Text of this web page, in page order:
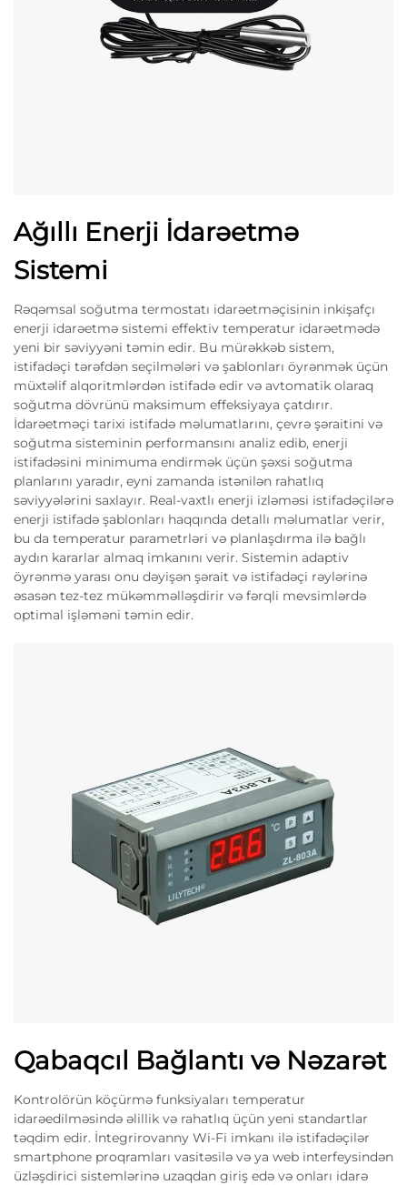
Ağıllı Enerji İdarəetmə
Sistemi
Rəqəmsal soğutma termostatı idarəetməçisinin inkişafçı
enerji idarəetmə sistemi effektiv temperatur idarəetmədə
yeni bir səviyyəni təmin edir. Bu mürəkkəb sistem,
istifadəçi tərəfdən seçilmələri və şablonları öyrənmək üçün
müxtəlif alqoritmlərdən istifadə edir və avtomatik olaraq
soğutma dövrünü maksimum effeksiyaya çatdırır.
İdarəetməçi tarixi istifadə məlumatlarını, çevrə şəraitini və
soğutma sisteminin performansını analiz edib, enerji
istifadəsini minimuma endirmək üçün şəxsi soğutma
planlarını yaradır, eyni zamanda istənilən rahatlıq
səviyyələrini saxlayır. Real-vaxtlı enerji izləməsi istifadəçilərə
enerji istifadə şablonları haqqında detallı məlumatlar verir,
bu da temperatur parametrləri və planlaşdırma ilə bağlı
aydın kararlar almaq imkanını verir. Sistemin adaptiv
öyrənmə yarası onu dəyişən şərait və istifadəçi rəylərinə
əsasən tez-tez mükəmməlləşdirir və fərqli mevsimlərdə
optimal işləməni təmin edir.
Qabaqcıl Bağlantı və Nəzarət
Kontrolörün köçürmə funksiyaları temperatur
idarəedilməsində əlillik və rahatlıq üçün yeni standartlar
təqdim edir. İntegrirovanny Wi-Fi imkanı ilə istifadəçilər
smartphone proqramları vasitəsilə və ya web interfeysindən
üzləşdirici sistemlərinə uzaqdan giriş edə və onları idarə